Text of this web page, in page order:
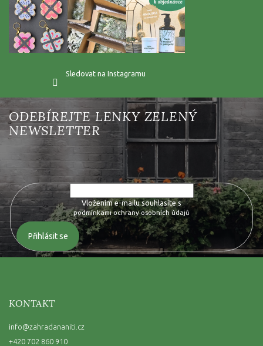
Sledovat na Instagramu
Vložte svůj e-mail a my vám budeme zasílat informace o nových
produktech na našem e-shopu.
Vložením e-mailu souhlasíte s
podmínkami ochrany osobních údajů
Přihlásit se
KONTAKT
info@zahradananiti.cz
+420 702 860 910